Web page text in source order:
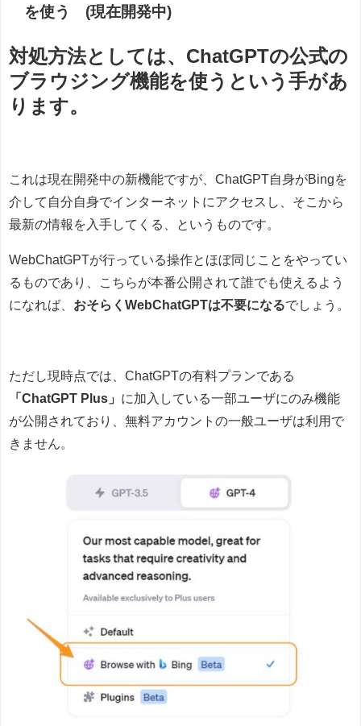
を使う (現在開発中)
対処方法としては、ChatGPTの公式の
ブラウジング機能を使うという手があ
ります。
これは現在開発中の新機能ですが、ChatGPT自身がBingを
介して自分自身でインターネットにアクセスし、そこから
最新の情報を入手してくる、というものです。
WebChatGPTが行っている操作とほぼ同じことをやってい
るものであり、こちらが本番公開されて誰でも使えるよう
になれば、 おそらくWebChatGPTは不要になるでしょう。
ただし現時点では、ChatGPTの有料プランである
「ChatGPT Plus」 に加入している一部ユーザにのみ機能
が公開されており、無料アカウントの一般ユーザは利用で
きません。